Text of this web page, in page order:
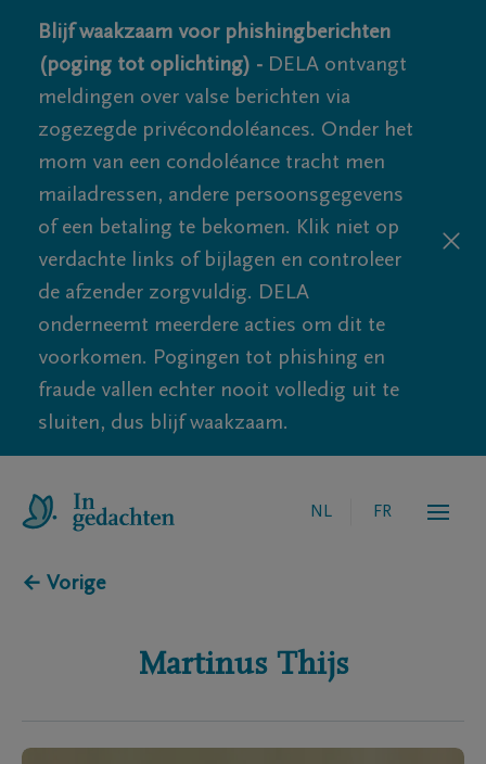
Blijf waakzaam voor phishingberichten
(poging tot oplichting) - DELA ontvangt
meldingen over valse berichten via
zogezegde privécondoléances. Onder het
mom van een condoléance tracht men
mailadressen, andere persoonsgegevens
of een betaling te bekomen. Klik niet op
verdachte links of bijlagen en controleer
de afzender zorgvuldig. DELA
onderneemt meerdere acties om dit te
voorkomen. Pogingen tot phishing en
fraude vallen echter nooit volledig uit te
sluiten, dus blijf waakzaam.
NL FR
← Vorige
Martinus Thijs